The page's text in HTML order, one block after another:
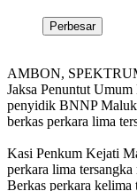
Perbesar
AMBON,
Jaksa Penuntut
penyidik BNNP
berkas perkara lima
Kasi Penkum Kejati
perkara lima
Berkas perkara kelima